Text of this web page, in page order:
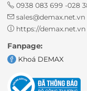
0938 083 699 -028
sales@demax.net.vn
https://demax.net.vn
Fanpage:
Khoá DEMAX